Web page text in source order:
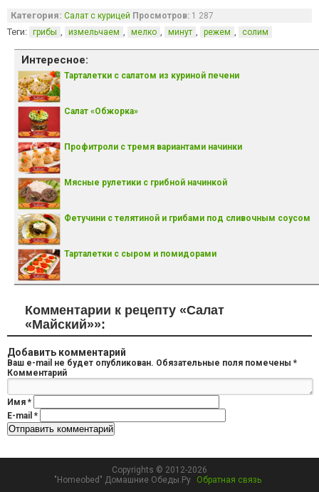
Категория: Салат с курицей Просмотров: 1 287
Теги: грибы , измельчаем , мелко , минут , режем , солим
Интересное:
Тарталетки с салатом из куриной печени
Салат «Обжорка»
Профитроли с тремя вариантами начинки
Мясные рулетики с грибной начинкой
Фетучини с телятиной и грибами под сливочным соусом
Тарталетки с сыром и помидорами
Комментарии к рецепту «Салат
«Майский»»:
Добавить комментарий
Ваш e-mail не будет опубликован. Обязательные поля помечены *
Комментарий
Имя *
E-mail *
Copyrights © 2012-2026
"Homeobed" Домашние Обеды.Ру
Обратная связь